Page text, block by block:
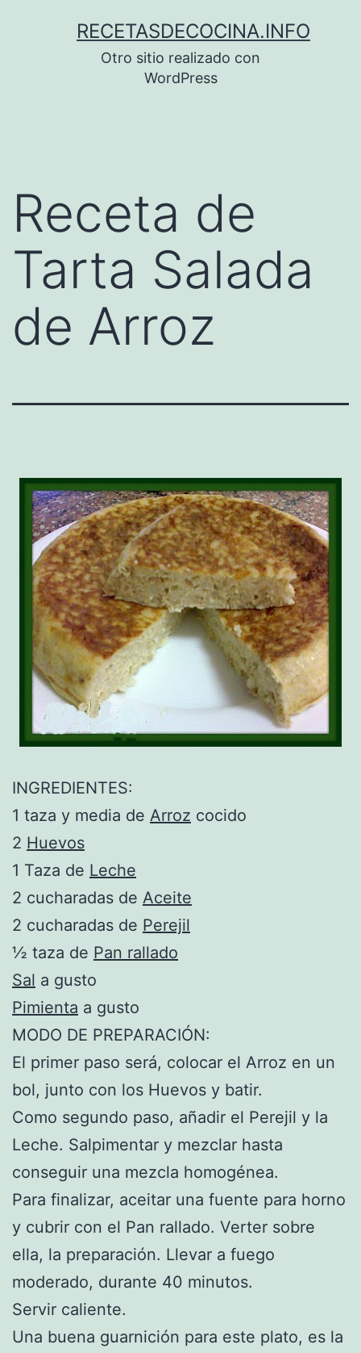
RECETASDECOCINA.INFO
Otro sitio realizado con
WordPress
Receta de
Tarta Salada
de Arroz
INGREDIENTES:
1 taza y media de Arroz cocido
2 Huevos
1 Taza de Leche
2 cucharadas de Aceite
2 cucharadas de Perejil
½ taza de Pan rallado
Sal a gusto
Pimienta a gusto
MODO DE PREPARACIÓN:
El primer paso será, colocar el Arroz en un
bol, junto con los Huevos y batir.
Como segundo paso, añadir el Perejil y la
Leche. Salpimentar y mezclar hasta
conseguir una mezcla homogénea.
Para finalizar, aceitar una fuente para horno
y cubrir con el Pan rallado. Verter sobre
ella, la preparación. Llevar a fuego
moderado, durante 40 minutos.
Servir caliente.
Una buena guarnición para este plato, es la